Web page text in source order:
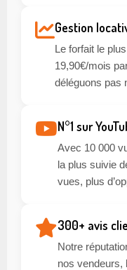
Gestion
Le forfait le
19,90€/mois
déléguons pas
N°1 sur
Avec 10 000
la plus suivie
vues, plus
300+ avis
Notre
nos vendeurs,